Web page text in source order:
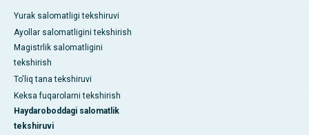
Yurak salomatligi tekshiruvi
Ayollar salomatligini tekshirish
Magistrlik salomatligini
tekshirish
To'liq tana tekshiruvi
Keksa fuqarolarni tekshirish
Haydaroboddagi salomatlik
tekshiruvi